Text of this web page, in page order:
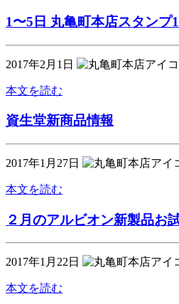
1〜5日 丸亀町本店スタンプ
2017年2月1日
本文を読む
資生堂新商品情報
2017年1月27日
本文を読む
２月のアルビオン新製品お
2017年1月22日
本文を読む